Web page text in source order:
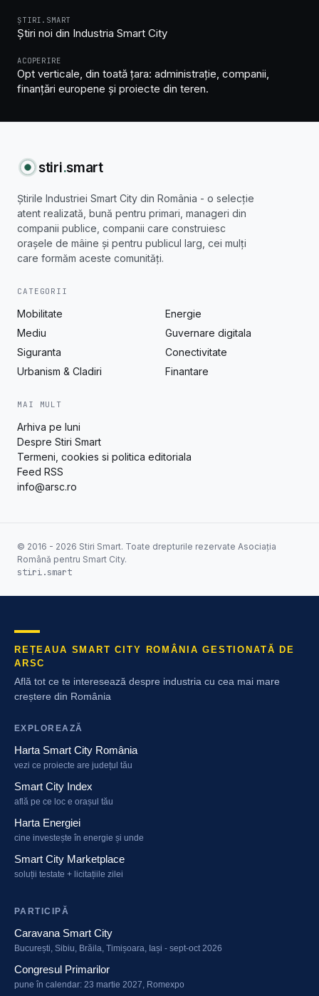
ȘTIRI.SMART
Știri noi din Industria Smart City
ACOPERIRE
Opt verticale, din toată țara: administrație, companii,
finanțări europene și proiecte din teren.
stiri.smart
Știrile Industriei Smart City din România - o selecție
atent realizată, bună pentru primari, manageri din
companii publice, companii care construiesc
orașele de mâine și pentru publicul larg, cei mulți
care formăm aceste comunități.
CATEGORII
Mobilitate
Energie
Mediu
Guvernare digitala
Siguranta
Conectivitate
Urbanism & Cladiri
Finantare
MAI MULT
Arhiva pe luni
Despre Stiri Smart
Termeni, cookies si politica editoriala
Feed RSS
info@arsc.ro
© 2016 - 2026 Stiri Smart. Toate drepturile rezervate Asociația
Română pentru Smart City.
stiri.smart
REȚEAUA SMART CITY ROMÂNIA GESTIONATĂ DE
ARSC
Află tot ce te interesează despre industria cu cea mai mare
creștere din România
EXPLOREAZĂ
Harta Smart City România
vezi ce proiecte are județul tău
Smart City Index
află pe ce loc e orașul tău
Harta Energiei
cine investește în energie și unde
Smart City Marketplace
soluții testate + licitațiile zilei
PARTICIPĂ
Caravana Smart City
București, Sibiu, Brăila, Timișoara, Iași - sept-oct 2026
Congresul Primarilor
pune în calendar: 23 martie 2027, Romexpo